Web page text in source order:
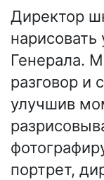
Директор
Генерала.
разговор и
улучшив
портрет,